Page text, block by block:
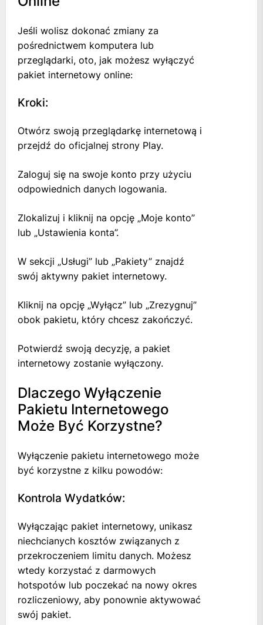
Jeśli wolisz dokonać zmiany za
pośrednictwem komputera lub
przeglądarki, oto, jak możesz wyłączyć
pakiet internetowy online:
Kroki:
Otwórz swoją przeglądarkę internetową i
przejdź do oficjalnej strony Play.
Zaloguj się na swoje konto przy użyciu
odpowiednich danych logowania.
Zlokalizuj i kliknij na opcję „Moje konto”
lub „Ustawienia konta”.
W sekcji „Usługi” lub „Pakiety” znajdź
swój aktywny pakiet internetowy.
Kliknij na opcję „Wyłącz” lub „Zrezygnuj”
obok pakietu, który chcesz zakończyć.
Potwierdź swoją decyzję, a pakiet
internetowy zostanie wyłączony.
Dlaczego Wyłączenie
Pakietu Internetowego
Może Być Korzystne?
Wyłączenie pakietu internetowego może
być korzystne z kilku powodów:
Kontrola Wydatków:
Wyłączając pakiet internetowy, unikasz
niechcianych kosztów związanych z
przekroczeniem limitu danych. Możesz
wtedy korzystać z darmowych
hotspotów lub poczekać na nowy okres
rozliczeniowy, aby ponownie aktywować
swój pakiet.